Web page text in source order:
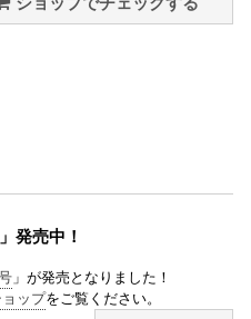
発売中！
」が発売となりました！
ップをご覧ください。